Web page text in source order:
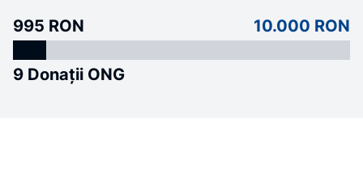
995 RON 10.000 RON
9 Donații ONG